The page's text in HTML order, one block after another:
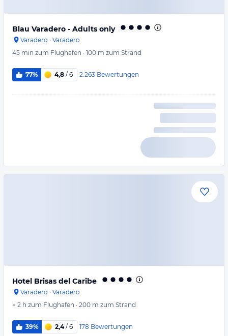
Blau Varadero - Adults only
Varadero · Varadero
45 min zum Flughafen · 100 m zum Strand
77% 4,8 / 6 2.263 Bewertungen
Hotel Brisas del Caribe
Varadero · Varadero
> 2 h zum Flughafen · 200 m zum Strand
39% 2,4/ 6 178 Bewertungen